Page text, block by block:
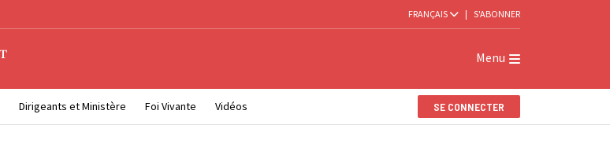
FRANÇAIS | S'ABONNER
Menu
Dirigeants et Ministère Foi Vivante Vidéos SE CONNECTER